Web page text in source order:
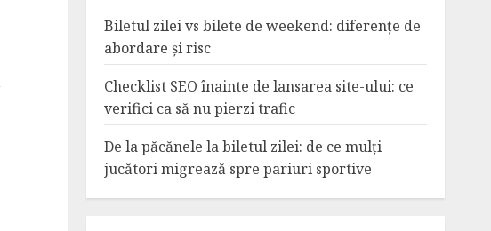
Biletul zilei vs bilete de weekend: diferențe de
abordare și risc
Checklist SEO înainte de lansarea site-ului: ce
verifici ca să nu pierzi trafic
De la păcănele la biletul zilei: de ce mulți
jucători migrează spre pariuri sportive